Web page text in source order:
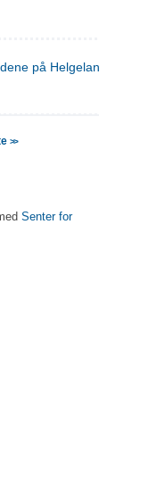
på Helgeland
>>
Senter for